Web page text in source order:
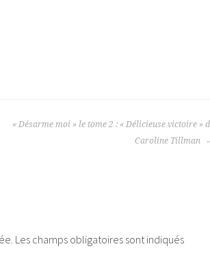
« Désarme moi » le tome 2 : « Délicieuse victoire »
Caroline Tillman
Les champs obligatoires sont indiqués